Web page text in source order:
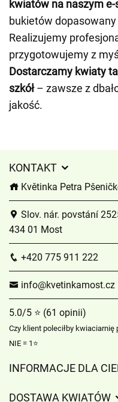
kwiatów na naszym
bukietów
Realizujemy
przygotowujemy z
Dostarczamy kwiaty
szkół– zawsze z
jakość.
KONTAKT
Květinka Petra
Slov. nár. povstání
434 01 Most
+420 775 911 222
info@kvetinkamost.cz
5.0/5 ⭐ (61 opinii)
Czy klient poleciłby kwiaciarnię
NIE = 1⭐
INFORMACJE DLA
DOSTAWA KWIATÓW